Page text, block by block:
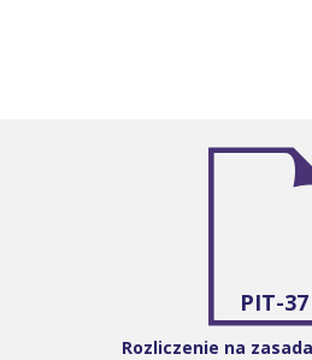
PIT-37
Rozliczenie na